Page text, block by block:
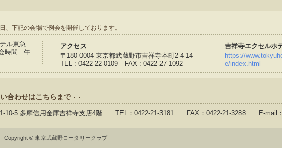
、下記の会場で例会を開催しております。
ル東急
時間 : 午
アクセス
〒180-0004 東京都武蔵野市吉祥寺本町2-4-14
TEL : 0422-22-0109 FAX : 0422-27-1092
吉祥寺エクセルホ
https://
e/index.html
合わせはこちらまで
1-10-5 多摩信用金庫吉祥寺支店4階 TEL：0422-21-3181 FAX：0422-21-3288 E-mail：
© 東京武蔵野ロータリークラブ